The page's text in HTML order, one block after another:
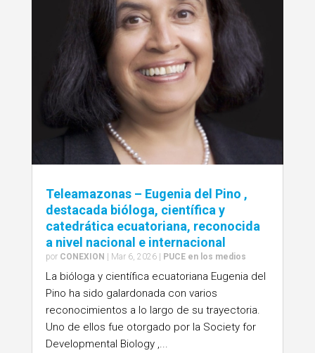
Teleamazonas – Eugenia del Pino ,
destacada bióloga, científica y
catedrática ecuatoriana, reconocida
a nivel nacional e internacional
por CONEXION Mar 6, 2026| PUCE en los medios
La bióloga y científica ecuatoriana Eugenia del
Pino ha sido galardonada con varios
reconocimientos a lo largo de su trayectoria.
Uno de ellos fue otorgado por la Society for
Developmental Biology ,...